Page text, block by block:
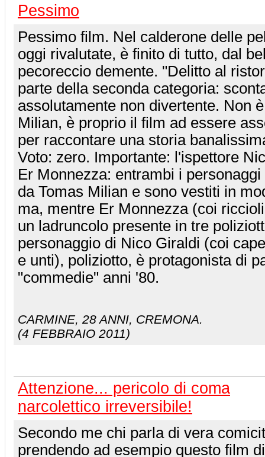
Pessimo
Pessimo film. Nel calderone delle
oggi rivalutate, è finito di tutto, dal
pecoreccio demente. "Delitto al
parte della seconda categoria:
assolutamente non divertente. Non
Milian, è proprio il film ad essere
per raccontare una storia
Voto: zero. Importante: l'ispettore
Er Monnezza: entrambi i
da Tomas Milian e sono vestiti in
ma, mentre Er Monnezza (coi
un ladruncolo presente in tre
personaggio di Nico Giraldi (coi
e unti), poliziotto, è protagonista di
"commedie" anni '80.
CARMINE, 28 ANNI, CREMONA.
(4 FEBBRAIO 2011)
Attenzione... pericolo di coma
narcolettico irreversibile!
Secondo me chi parla di vera
prendendo ad esempio questo film